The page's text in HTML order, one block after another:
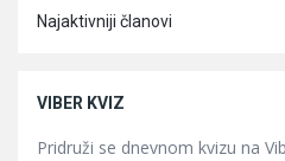
Najaktivniji članovi
VIBER KVIZ
Pridruži se dnevnom kvizu na